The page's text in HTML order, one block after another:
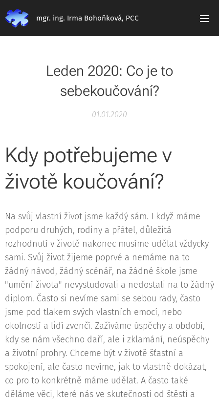
mgr. ing. Irma Bohoňková, PCC
Leden 2020: Co je to
sebekoučování?
01.01.2020
Kdy potřebujeme v
životě koučování?
Na svůj vlastní život jsme každý sám. I když máme
podporu druhých, rodiny a přátel, důležitá
rozhodnutí v životě nakonec musíme udělat vždycky
sami. Svůj život žijeme poprvé a nemáme na to
žádný návod, žádný scénář, na žádné škole jsme
"umění života" nevystudovali a nedostali na to žádný
diplom. Často si nevíme sami se sebou rady, často
jsme pod tlakem svých vlastních emocí, nebo
okolností a lidí zvenčí. Zažíváme úspěchy a období,
kdy se nám všechno daří, ale i zklamání, neúspěchy
a životní prohry. Chceme být v životě šťastní a
spokojení, ale často nevíme, jak to vlastně dokázat,
co pro to konkrétně máme udělat. A často také
děláme věci, které nás ve skutečnosti od štěstí a